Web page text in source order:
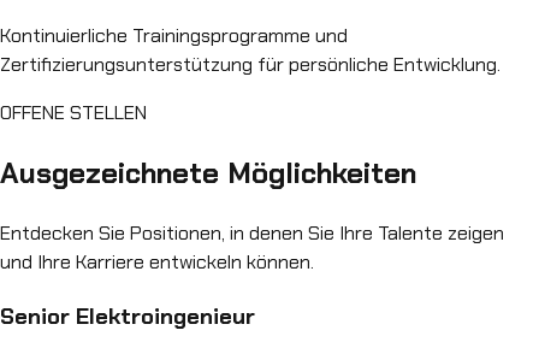
Kontinuierliche Trainingsprogramme und
Zertifizierungsunterstützung für persönliche Entwicklung.
OFFENE STELLEN
Ausgezeichnete Möglichkeiten
Entdecken Sie Positionen, in denen Sie Ihre Talente zeigen
und Ihre Karriere entwickeln können.
Senior Elektroingenieur